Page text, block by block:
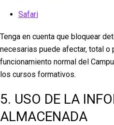
Safari
Tenga en cuenta que bloquear
necesarias puede afectar, total o
funcionamiento normal del
los cursos formativos.
5. USO DE LA
ALMACENADA